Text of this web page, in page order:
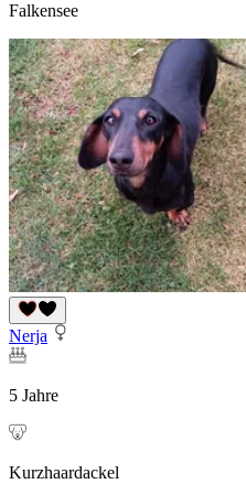
Falkensee
Nerja
5 Jahre
Kurzhaardackel